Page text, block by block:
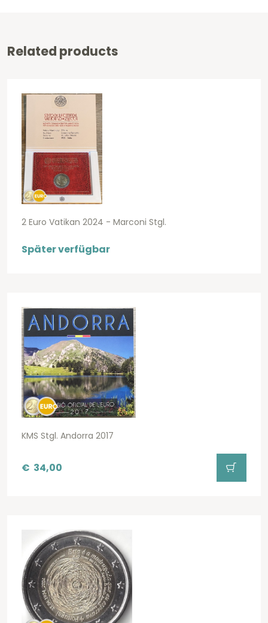
Related products
2 Euro Vatikan 2024 - Marconi Stgl.
Später verfügbar
KMS Stgl. Andorra 2017
€ 34,00